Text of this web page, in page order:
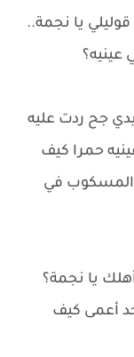
يا نجمة..
جح ردت عليه
حمرا كيف
المسكوب في
يا نجمة؟
أعمى كيف